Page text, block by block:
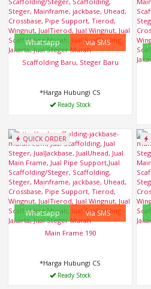
Whatsapp via SMS
Scaffolding Baru, Steger Baru
*Harga Hubungi CS
Ready Stock
QUICK ORDER
Whatsapp via SMS
Main Frame 190
*Harga Hubungi CS
Ready Stock